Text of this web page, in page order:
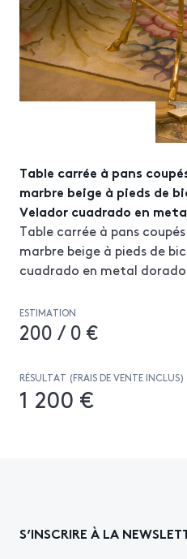
Table carrée à pans
marbre beige à pieds de
Velador cuadrado en
Table carrée à pans
marbre beige à pieds de
cuadrado en metal
ESTIMATION
200 / 0 €
RÉSULTAT (FRAIS DE VENTE INCLUS)
1 200 €
S’INSCRIRE À LA